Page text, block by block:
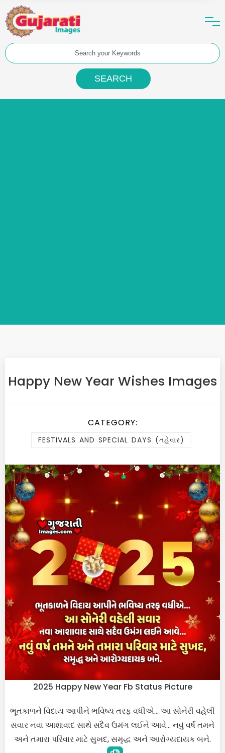
Happy New Year Wishes Images
CATEGORY:
FESTIVALS AND SPECIAL DAYS (તહેવાર)
2025 Happy New Year Fb Status Picture
ભૂતકાળને વિદાય આપીને ભવિષ્ય તરફ વધીએ… આ સોનેરી વહેલી
સવાર નવા આશાવાદ સાથે સદૈવ ઉમંગ લઈને આવે… નવું વર્ષ તમને
અને તમારા પરિવાર માટે સુખદ, સમૃદ્ધ અને આરોગ્યદાયક બને.